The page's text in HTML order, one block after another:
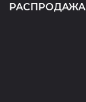
РАСПРОДАЖА